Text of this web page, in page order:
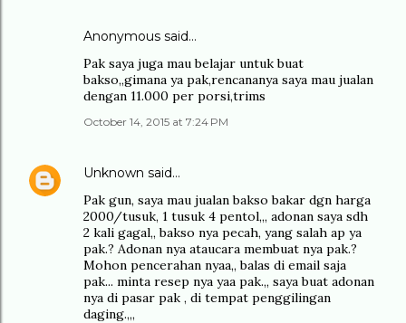
Anonymous said…
Pak saya juga mau belajar untuk buat
bakso,,gimana ya pak,rencananya saya mau jualan
dengan 11.000 per porsi,trims
October 14, 2015 at 7:24 PM
Unknown said…
Pak gun, saya mau jualan bakso bakar dgn harga
2000/tusuk, 1 tusuk 4 pentol,,, adonan saya sdh
2 kali gagal,, bakso nya pecah, yang salah ap ya
pak.? Adonan nya ataucara membuat nya pak.?
Mohon pencerahan nyaa,, balas di email saja
pak... minta resep nya yaa pak.,, saya buat adonan
nya di pasar pak , di tempat penggilingan
daging.,,,